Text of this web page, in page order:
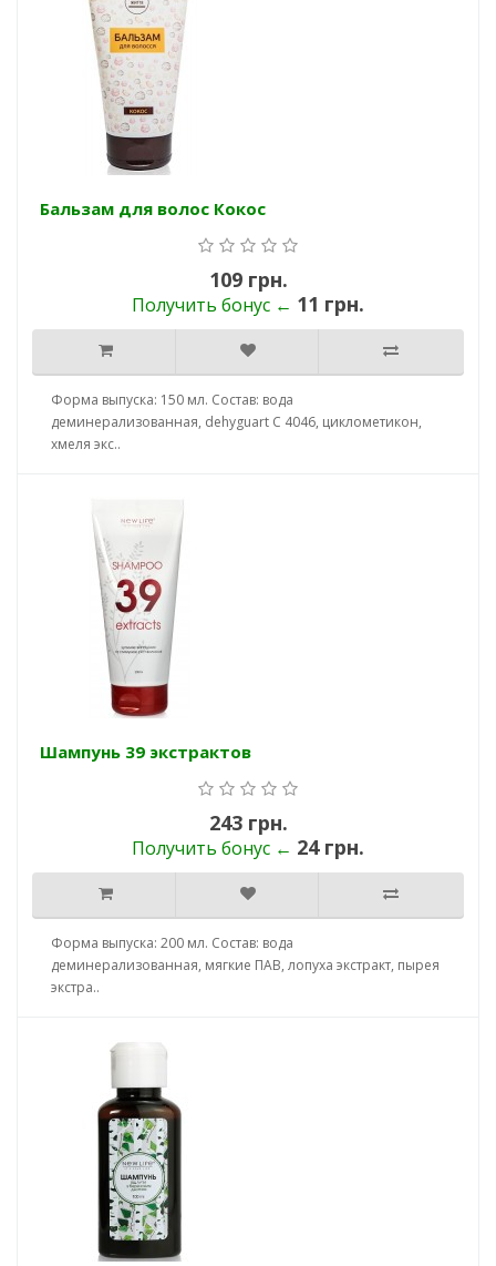
Бальзам для волос Кокос
109 грн.
Получить бонус ← 11 грн.
Форма выпуска: 150 мл. Состав: вода
деминерализованная, dehyguart C 4046, циклометикон,
хмеля экс..
Шампунь 39 экстрактов
243 грн.
Получить бонус ← 24 грн.
Форма выпуска: 200 мл. Состав: вода
деминерализованная, мягкие ПАВ, лопуха экстракт, пырея
экстра..